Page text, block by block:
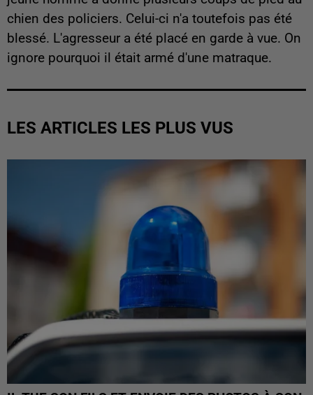
chien des policiers. Celui-ci n'a toutefois pas été
blessé. L'agresseur a été placé en garde à vue. On
ignore pourquoi il était armé d'une matraque.
LES ARTICLES LES PLUS VUS